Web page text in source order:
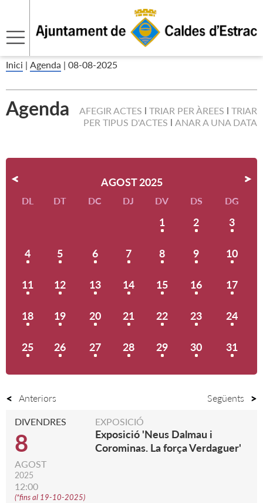
Inici | Agenda | 08-08-2025
Agenda AFEGIR ACTES TRIAR PER ÀREES
TRIAR
PER TIPUS D'ACTES
ANAR A UNA DATA
AGOST 2025
DL DT DC DJ DV DS DG
1 2 3
4 5 6 7 8 9 10
11 12 13 14 15 16 17
18 19 20 21 22 23 24
25 26 27 28 29 30 31
Anteriors Següents
DIVENDRES
8
AGOST
2025
12:00
(*fins al 19-10-2025)
EXPOSICIÓ
Exposició 'Neus Dalmau i
Corominas. La força Verdaguer'